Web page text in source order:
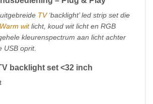
TV‘backlight’ led strip set die
Warm witlicht, koud wit licht en RGB
kleurenspectrum aan licht achter
USB oprit.
backlight set <32 inch